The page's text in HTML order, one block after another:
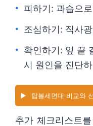
피하기: 과습으
조심하기: 직사
확인하기: 잎 끝
시 원인을 진단
▶️ 탑볼세면대 비교와
추가 체크리스트